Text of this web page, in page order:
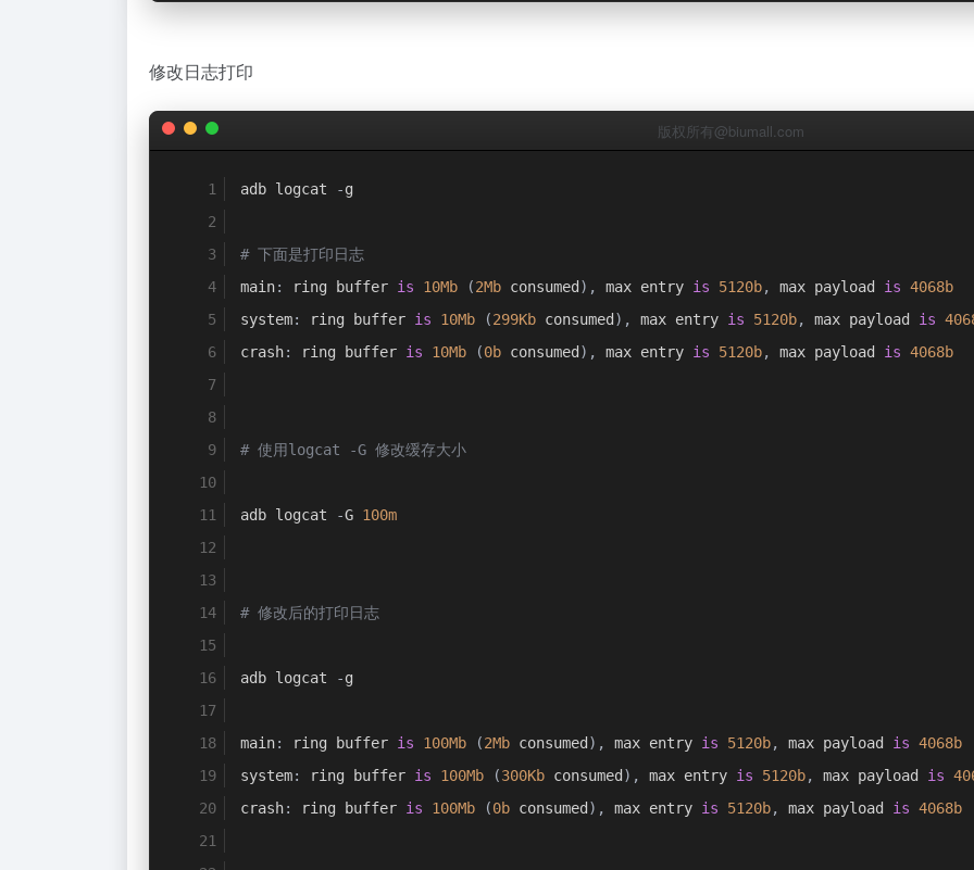
修改日志打印
版权所有@biumall.com
adb logcat -g
# 下面是打印日志
main: ring buffer is 10Mb (2Mb consumed ), max entry is 5120b, max payload is 4068b
system: ring buffer is 10Mb (299Kb consumed ), max entry is 5120b, max payload is
crash: ring buffer is 10Mb (0b consumed ), max entry is 5120b, max payload is 4068b
# 使用logcat -G 修改缓存大小
adb logcat -G 100m
# 修改后的打印日志
adb logcat -g
main: ring buffer is 100Mb (2Mb consumed ), max entry is 5120b, max payload is 4068b
system: ring buffer is 100Mb (300Kb consumed ), max entry is 5120b, max payload is
crash: ring buffer is 100Mb (0b consumed ), max entry is 5120b, max payload is 4068b